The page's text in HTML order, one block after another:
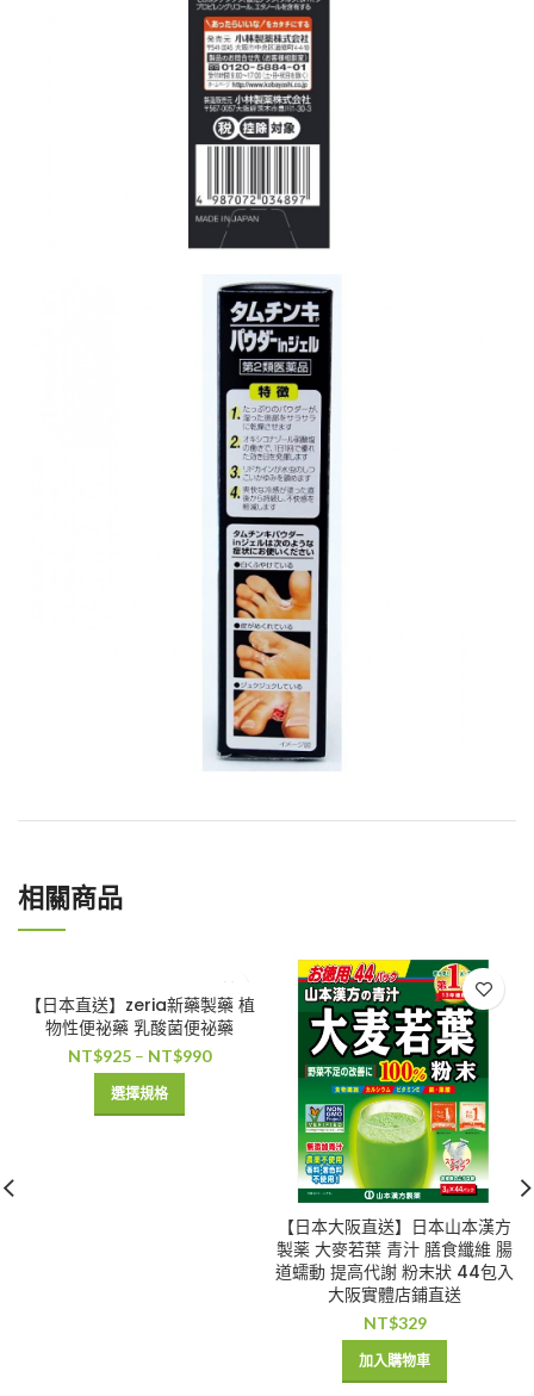
相關商品
【日本直送】zeria新藥製藥 植
物性便祕藥 乳酸菌便祕藥
NT$925 – NT$990
選擇規格
【日本大阪直送】日本山本漢方
製薬 大麥若葉 青汁 膳食纖維 腸
道蠕動 提高代謝 粉末狀 44包入
大阪實體店鋪直送
NT$329
加入購物車